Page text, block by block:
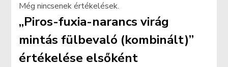
Még nincsenek értékelések.
„Piros-fuxia-narancs virág
mintás fülbevaló (kombinált)”
értékelése elsőként